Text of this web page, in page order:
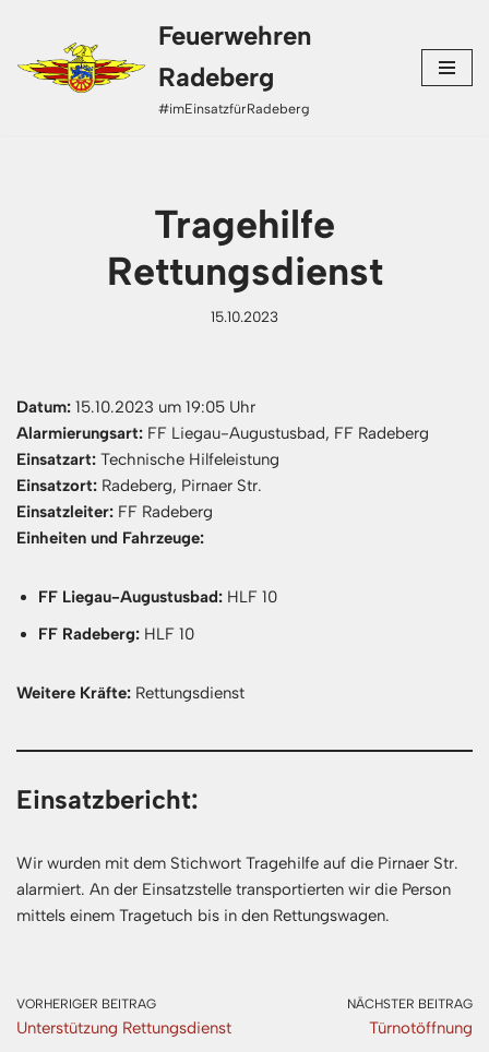
Zum
Inhalt
Feuerwehren
Radeberg
#imEinsatzfürRadeberg
Tragehilfe
Rettungsdienst
15.10.2023
Datum: 15.10.2023 um 19:05 Uhr
Alarmierungsart: FF Liegau-Augustusbad, FF Radeberg
Einsatzart: Technische Hilfeleistung
Einsatzort: Radeberg, Pirnaer Str.
Einsatzleiter: FF Radeberg
Einheiten und Fahrzeuge:
FF Liegau-Augustusbad: HLF 10
FF Radeberg: HLF 10
Weitere Kräfte: Rettungsdienst
Einsatzbericht:
Wir wurden mit dem Stichwort Tragehilfe auf die Pirnaer Str.
alarmiert. An der Einsatzstelle transportierten wir die Person
mittels einem Tragetuch bis in den Rettungswagen.
VORHERIGER BEITRAG
Unterstützung Rettungsdienst
NÄCHSTER BEITRAG
Türnotöffnung